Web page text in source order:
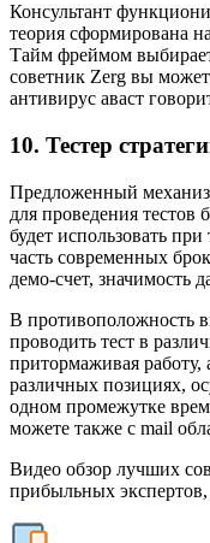
Консультант
теория сформирована
Тайм фреймом
советник Zerg вы
антивирус аваст
10. Тестер
Предложенный
для проведения тестов
будет использовать
часть современных
демо-счет, значимость
В противоположность
проводить тест в
притормаживая работу,
различных позициях,
одном промежутке
можете также с mail
Видео обзор лучших
прибыльных